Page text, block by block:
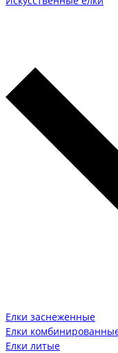
Елки заснеженные
Елки
Елки литые